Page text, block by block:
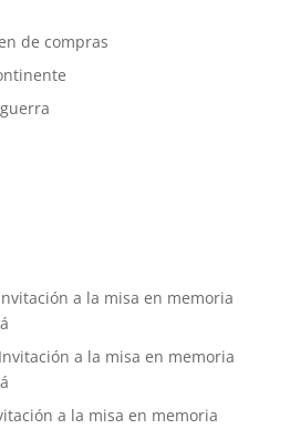
de compras
a la misa en memoria
Invitación a la misa en memoria
a la misa en memoria